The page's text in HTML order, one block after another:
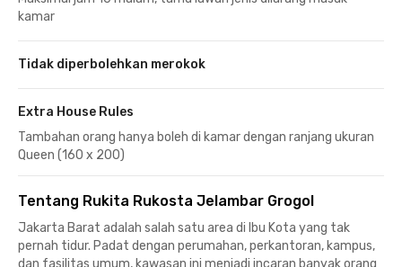
kamar
Tidak diperbolehkan merokok
Extra House Rules
Tambahan orang hanya boleh di kamar dengan ranjang ukuran
Queen (160 x 200)
Tentang Rukita Rukosta Jelambar Grogol
Jakarta Barat adalah salah satu area di Ibu Kota yang tak
pernah tidur. Padat dengan perumahan, perkantoran, kampus,
dan fasilitas umum, kawasan ini menjadi incaran banyak orang